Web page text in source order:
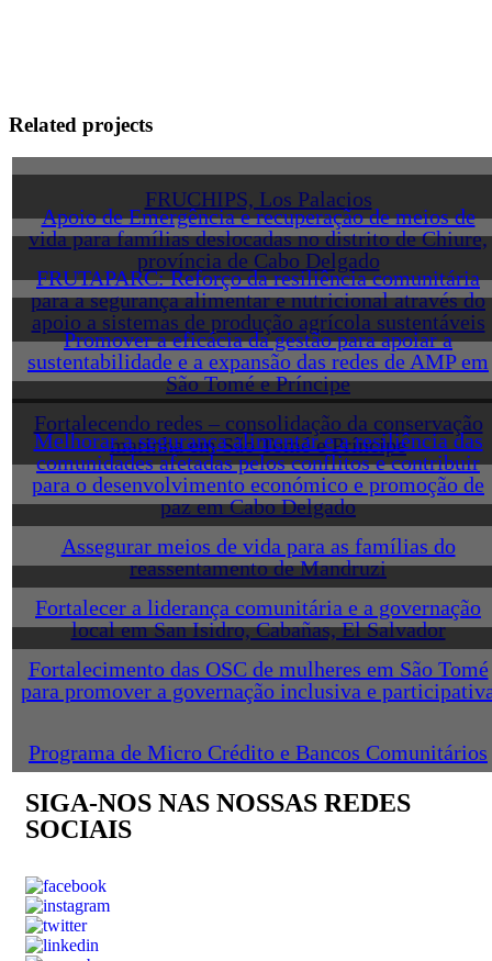
Related projects
FRUCHIPS, Los Palacios
Apoio de Emergência e recuperação de meios de
vida para famílias deslocadas no distrito de Chiure,
província de Cabo Delgado
FRUTAPARC: Reforço da resiliência comunitária
para a segurança alimentar e nutricional através do
apoio a sistemas de produção agrícola sustentáveis
Promover a eficácia da gestão para apoiar a
sustentabilidade e a expansão das redes de AMP em
São Tomé e Príncipe
Fortalecendo redes – consolidação da conservação
marinha em São Tomé e Príncipe
Melhorar a segurança alimentar e a resiliência das
comunidades afetadas pelos conflitos e contribuir
para o desenvolvimento económico e promoção de
paz em Cabo Delgado
Assegurar meios de vida para as famílias do
reassentamento de Mandruzi
Fortalecer a liderança comunitária e a governação
local em San Isidro, Cabañas, El Salvador
Fortalecimento das OSC de mulheres em São Tomé
para promover a governação inclusiva e
Programa de Micro Crédito e Bancos Comunitários
SIGA-NOS NAS NOSSAS REDES
SOCIAIS